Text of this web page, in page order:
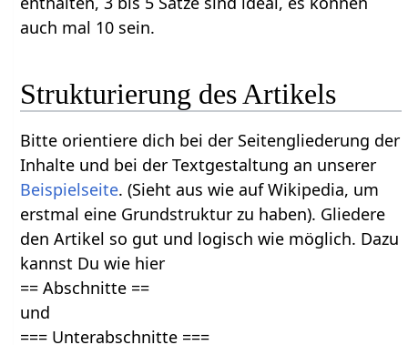
auch mal 10 sein.
Strukturierung des Artikels
Bitte orientiere dich bei der Seitengliederung der
Inhalte und bei der Textgestaltung an unserer
Beispielseite. (Sieht aus wie auf Wikipedia, um
erstmal eine Grundstruktur zu haben). Gliedere
den Artikel so gut und logisch wie möglich. Dazu
kannst Du wie hier
== Abschnitte ==
und
=== Unterabschnitte ===